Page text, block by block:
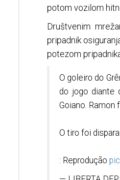
potom vozilom
Društvenim
pripadnik
potezom
O goleiro do
do jogo diante
Goiano. Ramon
O tiro foi
: Reprodução